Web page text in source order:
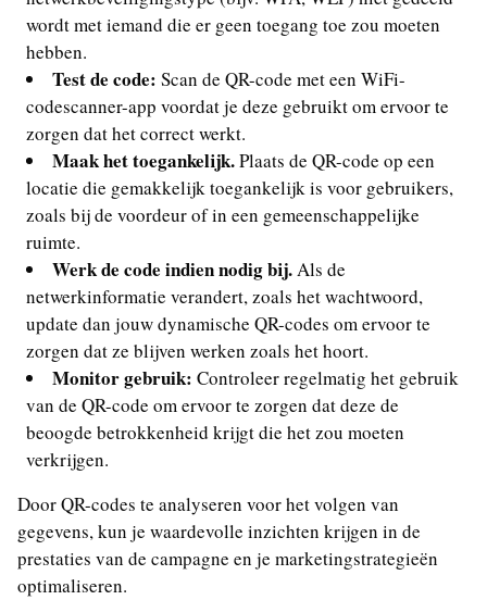
wordt met iemand die er geen toegang toe zou moeten
hebben.
Test de code: Scan de QR-code met een WiFi-
codescanner-app voordat je deze gebruikt om ervoor te
zorgen dat het correct werkt.
Maak het toegankelijk.Plaats de QR-code op een
locatie die gemakkelijk toegankelijk is voor gebruikers,
zoals bij de voordeur of in een gemeenschappelijke
ruimte.
Werk de code indien nodig bij.Als de
netwerkinformatie verandert, zoals het wachtwoord,
update dan jouw dynamische QR-codes om ervoor te
zorgen dat ze blijven werken zoals het hoort.
Monitor gebruik: Controleer regelmatig het gebruik
van de QR-code om ervoor te zorgen dat deze de
beoogde betrokkenheid krijgt die het zou moeten
verkrijgen.
Door QR-codes te analyseren voor het volgen van
gegevens, kun je waardevolle inzichten krijgen in de
prestaties van de campagne en je marketingstrategieën
optimaliseren.